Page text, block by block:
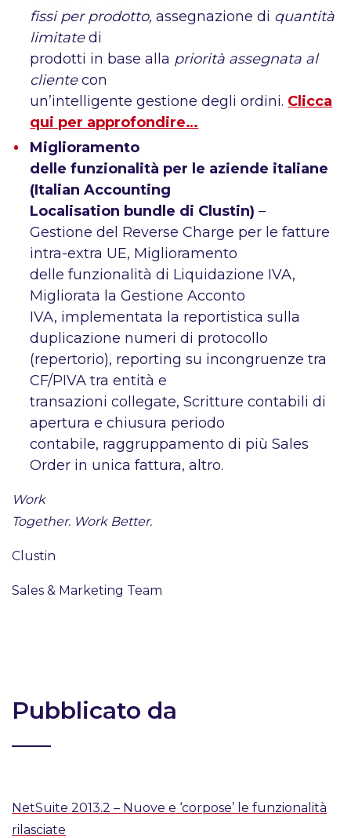
fissi per prodotto,assegnazione di quantità
limitatedi
prodotti in base alla priorità assegnata al
clientecon
un’intelligente gestione degli ordini. Clicca
qui per approfondire…
Miglioramento
delle funzionalità per le aziende italiane
(Italian Accounting
Localisation bundle di Clustin)–
Gestione del Reverse Charge per le fatture
intra-extra UE, Miglioramento
delle funzionalità di Liquidazione IVA,
Migliorata la Gestione Acconto
IVA, implementata la reportistica sulla
duplicazione numeri di protocollo
(repertorio), reporting su incongruenze tra
CF/PIVA tra entità e
transazioni collegate, Scritture contabili di
apertura e chiusura periodo
contabile, raggruppamento di più Sales
Order in unica fattura, altro.
Work
Together. Work Better.
Clustin
Sales & Marketing Team
Pubblicato da
NetSuite 2013.2 – Nuove e ‘corpose’ le funzionalità
rilasciate